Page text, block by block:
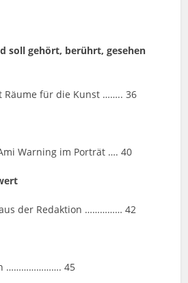
soll gehört, berührt, gesehen
Räume für die Kunst …….. 36
Warning im Porträt …. 40
der Redaktion …………… 42
…………………. 45